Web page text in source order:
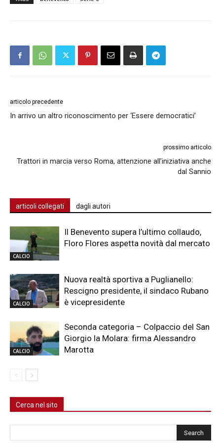
articolo precedente
In arrivo un altro riconoscimento per ‘Essere democratici’
prossimo articolo
Trattori in marcia verso Roma, attenzione all’iniziativa anche
dal Sannio
articoli collegati dagli autori
CALCIO
Il Benevento supera l’ultimo collaudo,
Floro Flores aspetta novità dal mercato
CALCIO
Nuova realtà sportiva a Puglianello:
Rescigno presidente, il sindaco Rubano
è vicepresidente
CALCIO
Seconda categoria – Colpaccio del San
Giorgio la Molara: firma Alessandro
Marotta
Cerca nel sito